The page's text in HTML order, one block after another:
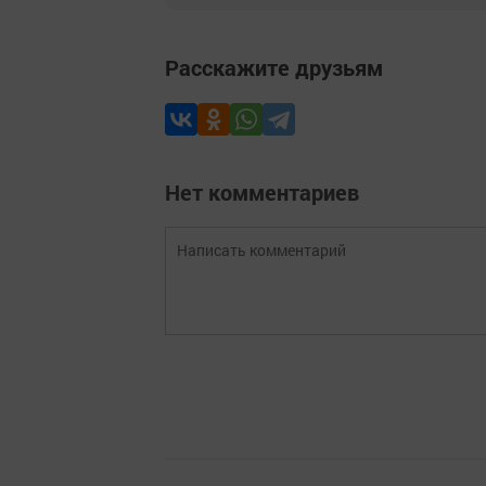
Расскажите друзьям
Нет комментариев